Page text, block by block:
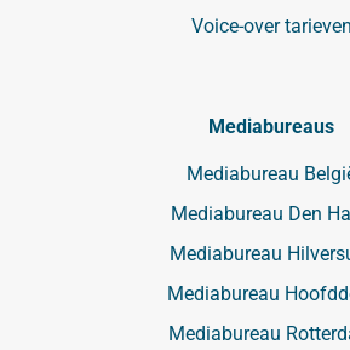
Voice-over tarieven
Mediabureaus
Mediabureau
Mediabureau Den
Mediabureau
Mediabureau
Mediabureau